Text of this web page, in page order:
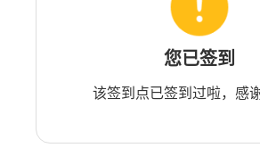
您已签到
该签到点已签到过啦，感